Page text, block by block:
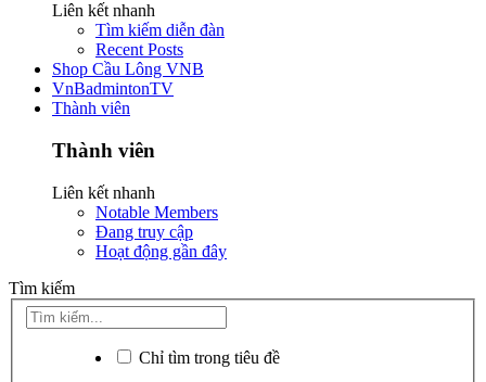
Liên kết nhanh
Tìm kiếm diễn đàn
Recent Posts
Shop Cầu Lông VNB
VnBadmintonTV
Thành viên
Thành viên
Liên kết nhanh
Notable Members
Đang truy cập
Hoạt động gần đây
Tìm kiếm
Chỉ tìm trong tiêu đề